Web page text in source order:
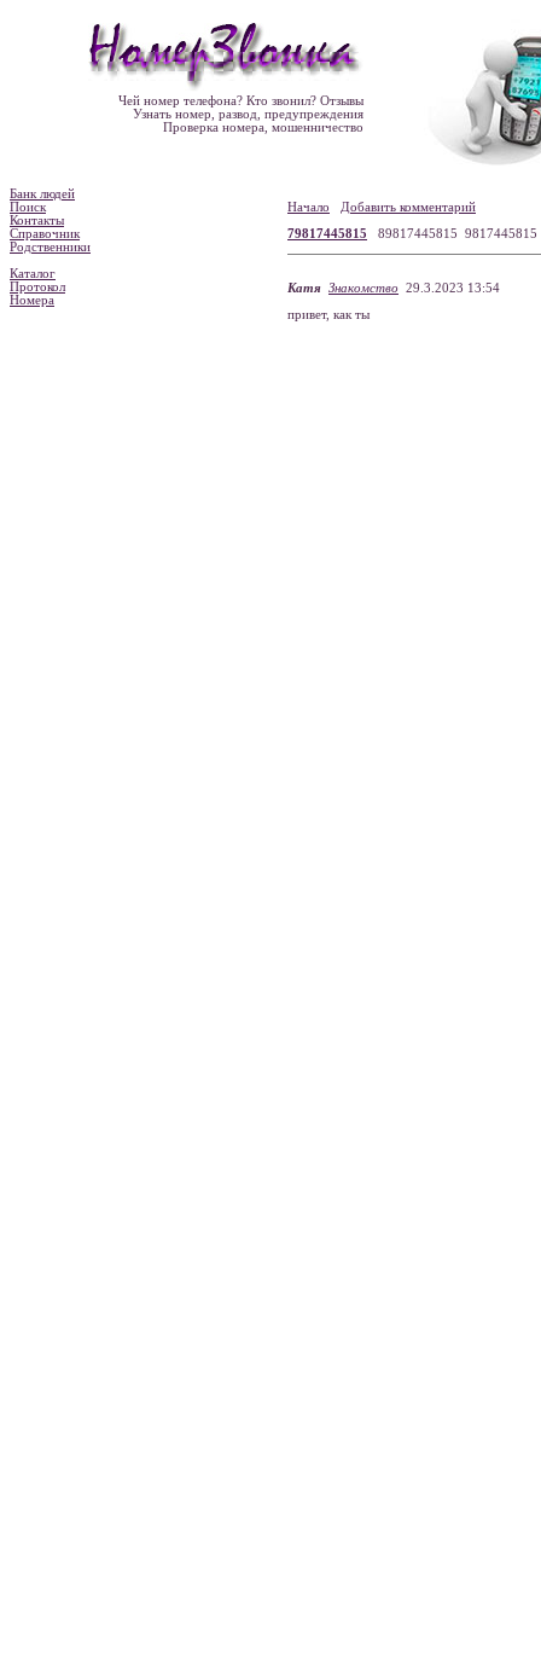
Чей номер телефона? Кто звонил? Отзывы
Узнать номер, развод, предупреждения
Проверка номера, мошенничество
Банк людей
Поиск
Контакты
Справочник
Родственники
Каталог
Протокол
Номера
Начало
Добавить комментарий
79817445815 89817445815
Катя Знакомство 29.3.2023 13:54
привет, как ты